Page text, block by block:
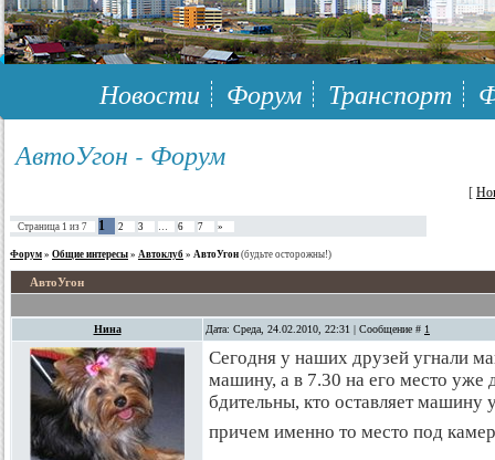
117148, г.Москва, ЮЗАО, муниципальный район Южное Бутово
Новости Форум Транспорт
АвтоУгон - Форум
[
Страница 1 из 7 1 2 3 … 6 7 »
Форум » Общие интересы » Автоклуб » АвтоУгон (будьте осторожны!)
АвтоУгон
Нина Дата: Среда, 24.02.2010, 22:31 | Сообщение # 1
Сегодня у наших друзей угнали
машину, а в 7.30 на его место уже
бдительны, кто оставляет
причем именно то место под